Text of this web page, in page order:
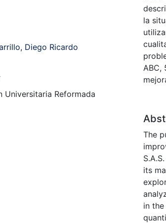
Diego Ricardo
Universitaria Reformada
la
ABC,
The
its
in